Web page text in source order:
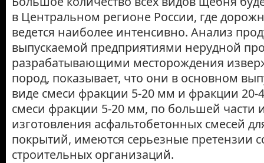
в Центральном регионе России, где
ведется наиболее интенсивно. Анализ
выпускаемой предприятиями нерудной
разрабатывающими месторождения
пород, показывает, что они в основном
виде смеси фракции 5-20 мм и фракции
смеси фракции 5-20 мм, по большей части
изготовления асфальтобетонных смесей
покрытий, имеются серьезные претензии
строительных организаций.